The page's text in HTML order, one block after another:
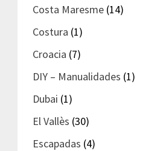
Costa Maresme (14)
Costura (1)
Croacia (7)
DIY – Manualidades (1)
Dubai (1)
El Vallès (30)
Escapadas (4)